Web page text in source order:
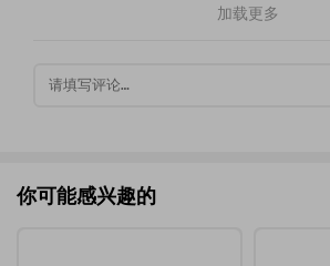
加载更多
你可能感兴趣的